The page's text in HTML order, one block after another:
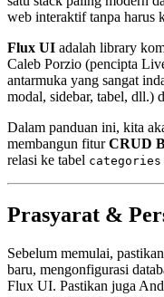
web interaktif tanpa harus
Flux UI adalah library
Caleb Porzio (pencipta
antarmuka yang sangat
modal, sidebar, tabel, dll.)
Dalam panduan ini, kita
membangun fiturCRUD
relasi ke tabel categories
Prasyarat &
Sebelum memulai,
baru, mengonfigurasi
Flux UI. Pastikan juga